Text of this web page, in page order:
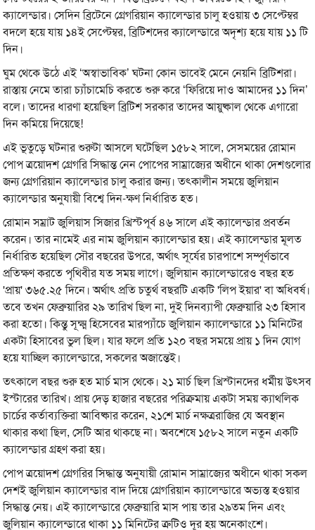
ক্যালেন্ডার। সেদিন ব্রিটেনে গ্রেগরিয়ান ক্যালেন্ডার চালু হওয়ায় ৩ সেপ্টেম্বর
বদলে হয়ে যায় ১৪ই সেপ্টেম্বর, ব্রিটিশদের ক্যালেন্ডারে অদৃশ্য হয়ে যায় ১১ টি
দিন।
ঘুম থেকে উঠে এই ‘অস্বাভাবিক’ ঘটনা কোন ভাবেই মেনে নেয়নি ব্রিটিশরা।
রাস্তায় নেমে তারা চ্যাঁচামেচি করতে শুরু করে ‘ফিরিয়ে দাও আমাদের ১১ দিন’
বলে। তাদের ধারণা হয়েছিল ব্রিটিশ সরকার তাদের আয়ুষ্কাল থেকে এগারো
দিন কমিয়ে দিয়েছে!
এই ভূতুড়ে ঘটনার শুরুটা আসলে ঘটেছিল ১৫৮২ সালে, সেসময়ের রোমান
পোপ ত্রয়োদশ গ্রেগরি সিদ্ধান্ত নেন পোপের সাম্রাজ্যের অধীনে থাকা দেশগুলোর
জন্য গ্রেগরিয়ান ক্যালেন্ডার চালু করার জন্য। তৎকালীন সময়ে জুলিয়ান
ক্যালেন্ডার অনুযায়ী বিশ্বে দিন-ক্ষণ নির্ধারিত হত।
রোমান সম্রাট জুলিয়াস সিজার খ্রিস্টপূর্ব ৪৬ সালে এই ক্যালেন্ডার প্রবর্তন
করেন। তার নামেই এর নাম জুলিয়ান ক্যালেন্ডার হয়। এই ক্যালেন্ডার মূলত
নির্ধারিত হয়েছিল সৌর বছরের উপরে, অর্থাৎ সূর্যের চারপাশে সম্পূর্ণভাবে
প্রতিক্ষণ করতে পৃথিবীর যত সময় লাগে। জুলিয়ান ক্যালেন্ডারেও বছর হত
'প্রায়' ৩৬৫.২৫ দিনে। অর্থাৎ প্রতি চতুর্থ বছরটি একটি 'লিপ ইয়ার' বা অধিবর্ষ।
তবে তখন ফেব্রুয়ারির ২৯ তারিখ ছিল না, দুই দিনব্যাপী ফেব্রুয়ারি ২৩ হিসাব
করা হতো। কিন্তু সূক্ষ্ম হিসেবের মারপ্যাঁচে জুলিয়ান ক্যালেন্ডারে ১১ মিনিটের
একটা হিসাবের ভুল ছিল। যার ফলে প্রতি ১২০ বছর সময়ে প্রায় ১ দিন যোগ
হয়ে যাচ্ছিল ক্যালেন্ডারে, সকলের অজান্তেই।
তৎকালে বছর শুরু হত মার্চ মাস থেকে। ২১ মার্চ ছিল খ্রিস্টানদের ধর্মীয় উৎসব
ইস্টারের তারিখ। প্রায় দেড় হাজার বছরের পরিক্রমায় একটা সময় ক্যাথলিক
চার্চের কর্তাব্যক্তিরা আবিষ্কার করেন, ২১শে মার্চ নক্ষত্ররাজির যে অবস্থান
থাকার কথা ছিল, সেটি আর থাকছে না। অবশেষে ১৫৮২ সালে নতুন একটি
ক্যালেন্ডার গ্রহণ করা হয়।
পোপ ত্রয়োদশ গ্রেগরির সিদ্ধান্ত অনুযায়ী রোমান সাম্রাজ্যের অধীনে থাকা সকল
দেশই জুলিয়ান ক্যালেন্ডার বাদ দিয়ে গ্রেগরিয়ান ক্যালেন্ডারে অভ্যস্ত হওয়ার
সিদ্ধান্ত নেয়। এই ক্যালেন্ডারে ফেব্রুয়ারি মাস পায় তার ২৯তম দিন এবং
জুলিয়ান ক্যালেন্ডারে থাকা ১১ মিনিটের ত্রুটিও দূর হয় অনেকাংশে।